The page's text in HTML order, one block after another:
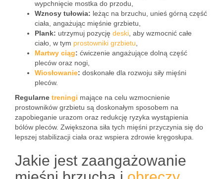
wypchnięcie mostka do przodu,
Wznosy tułowia: leżąc na brzuchu, unieś górną część
ciała, angażując mięśnie grzbietu,
Plank: utrzymuj pozycję deski , aby wzmocnić całe
ciało, w tym prostowniki grzbietu
Martwy ciąg: ćwiczenie angażujące dolną część
pleców oraz nogi,
Wiosłowanie: doskonałe dla rozwoju siły mięśni
pleców.
Regularne treningi mające na celu wzmocnienie
prostowników grzbietu są doskonałym sposobem na
zapobieganie urazom oraz redukcję ryzyka wystąpienia
bólów pleców. Zwiększona siła tych mięśni przyczynia się do
lepszej stabilizacji ciała oraz wspiera zdrowie kręgosłupa.
Jakie jest zaangażowanie